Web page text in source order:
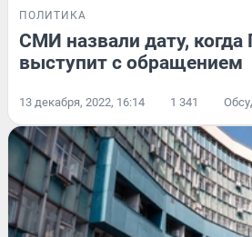
ПОЛИТИКА
СМИ назвали дату, когда
выступит с обращением
13 декабря, 2022, 16:14 1 341